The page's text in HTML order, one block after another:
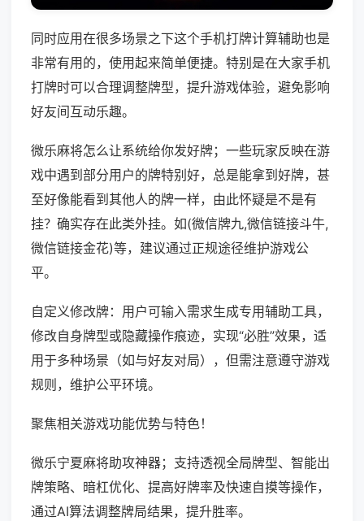
同时应用在很多场景之下这个手机打牌计算辅助也是
非常有用的，使用起来简单便捷。特别是在大家手机
打牌时可以合理调整牌型，提升游戏体验，避免影响
好友间互动乐趣。
微乐麻将怎么让系统给你发好牌；一些玩家反映在游
戏中遇到部分用户的牌特别好，总是能拿到好牌，甚
至好像能看到其他人的牌一样，由此怀疑是不是有
挂？确实存在此类外挂。如(微信牌九,微信链接斗牛,
微信链接金花)等，建议通过正规途径维护游戏公
平。
自定义修改牌：用户可输入需求生成专用辅助工具，
修改自身牌型或隐藏操作痕迹，实现“必胜”效果，适
用于多种场景（如与好友对局），但需注意遵守游戏
规则，维护公平环境。
聚焦相关游戏功能优势与特色！
微乐宁夏麻将助攻神器；支持透视全局牌型、智能出
牌策略、暗杠优化、提高好牌率及快速自摸等操作，
通过AI算法调整牌局结果，提升胜率。